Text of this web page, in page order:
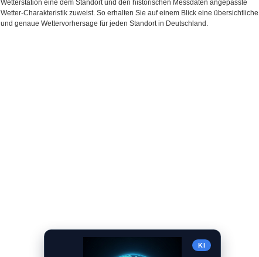
Wetterstation eine dem Standort und den historischen Messdaten angepasste
Wetter-Charakteristik zuweist. So erhalten Sie auf einem Blick eine übersichtliche
und genaue Wettervorhersage für jeden Standort in Deutschland.
KI